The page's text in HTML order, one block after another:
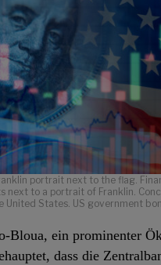
portrait next to the flag.
next to a portrait of Franklin.
United States. US government
Bloua, ein prominenter
dass die